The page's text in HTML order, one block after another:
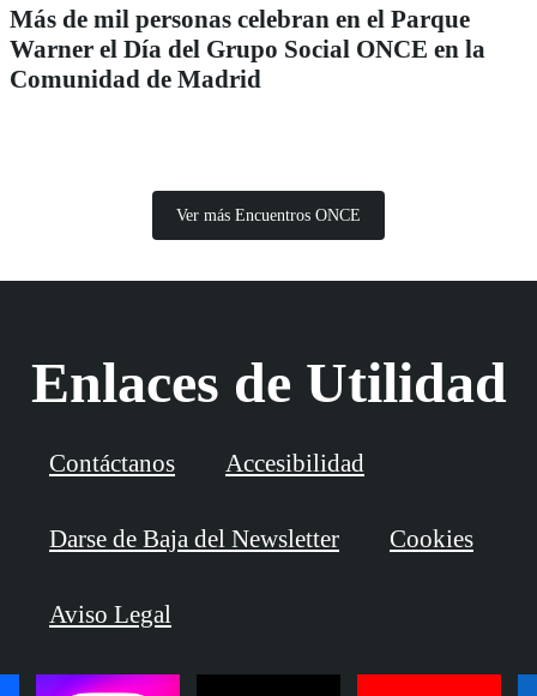
Más de mil personas celebran en el Parque
Warner el Día del Grupo Social ONCE en la
Comunidad de Madrid
Ver más Encuentros ONCE
Enlaces de Utilidad
Contáctanos Accesibilidad
Darse de Baja del Newsletter Cookies
Aviso Legal